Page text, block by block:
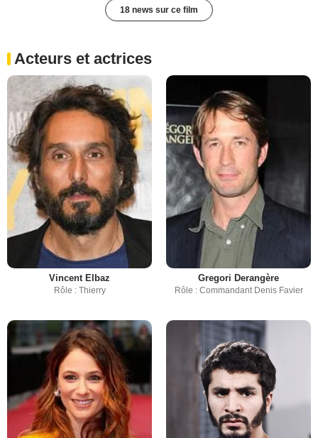
18 news sur ce film
Acteurs et actrices
Vincent Elbaz
Rôle : Thierry
Gregori Derangère
Rôle : Commandant Denis Favier